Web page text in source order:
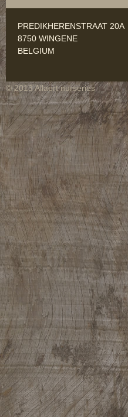
PREDIKHERENSTRAAT 20A
8750 WINGENE
BELGIUM
© 2013 Allaert nurseries